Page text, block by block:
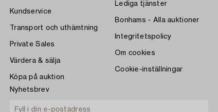
Kundservice
Transport och uthämtning
Private Sales
Värdera & sälja
Köpa på auktion
Lediga tjänster
Bonhams - Alla auktioner
Integritetspolicy
Om cookies
Cookie-inställningar
Nyhetsbrev